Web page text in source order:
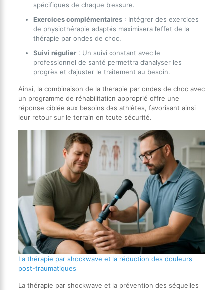
spécifiques de chaque blessure.
Exercices complémentaires: Intégrer des exercices
de physiothérapie adaptés maximisera l’effet de la
thérapie par ondes de choc.
Suivi régulier: Un suivi constant avec le
professionnel de santé permettra d’analyser les
progrès et d’ajuster le traitement au besoin.
Ainsi, la combinaison de la thérapie par ondes de choc avec
un programme de réhabilitation approprié offre une
réponse ciblée aux besoins des athlètes, favorisant ainsi
leur retour sur le terrain en toute sécurité.
La thérapie par shockwave et la réduction des douleurs
post-traumatiques
La thérapie par shockwave et la prévention des séquelles